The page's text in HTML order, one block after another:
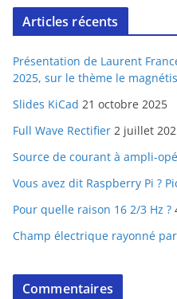
Articles récents
Présentation de Laurent
2025, sur le thème le
Slides KiCad 21 octobre 2025
Full Wave Rectifier 2 juillet
Source de courant à ampli-
Vous avez dit Raspberry Pi ?
Pour quelle raison 16 2/3 Hz ?
Champ électrique rayonné
Commentaires